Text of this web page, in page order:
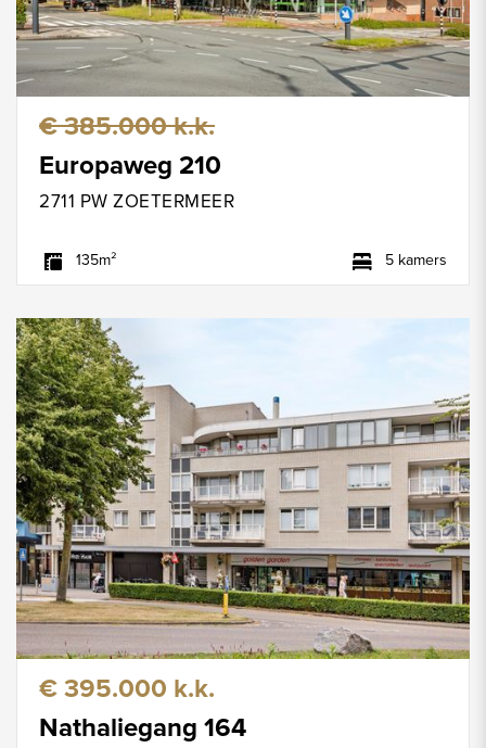
€ 385.000 k.k.
Europaweg 210
2711 PW ZOETERMEER
135m² 5 kamers
€ 395.000 k.k.
Nathaliegang 164